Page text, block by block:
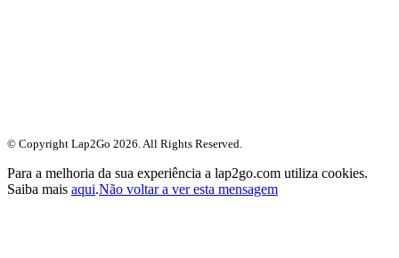
© Copyright Lap2Go 2026. All Rights Reserved.
Para a melhoria da sua experiência a lap2go.com utiliza cookies.
Saiba mais aqui.Não voltar a ver esta mensagem